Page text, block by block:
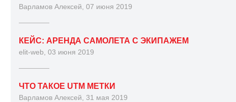
Варламов Алексей, 07 июня 2019
КЕЙС: АРЕНДА САМОЛЕТА С ЭКИПАЖЕМ
elit-web, 03 июня 2019
ЧТО ТАКОЕ UTM МЕТКИ
Варламов Алексей, 31 мая 2019